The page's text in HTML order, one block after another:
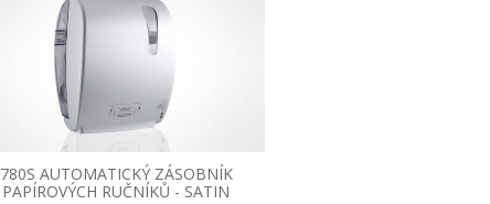
780S AUTOMATICKÝ ZÁSOBNÍK
PAPÍROVÝCH RUČNÍKŮ - SATIN